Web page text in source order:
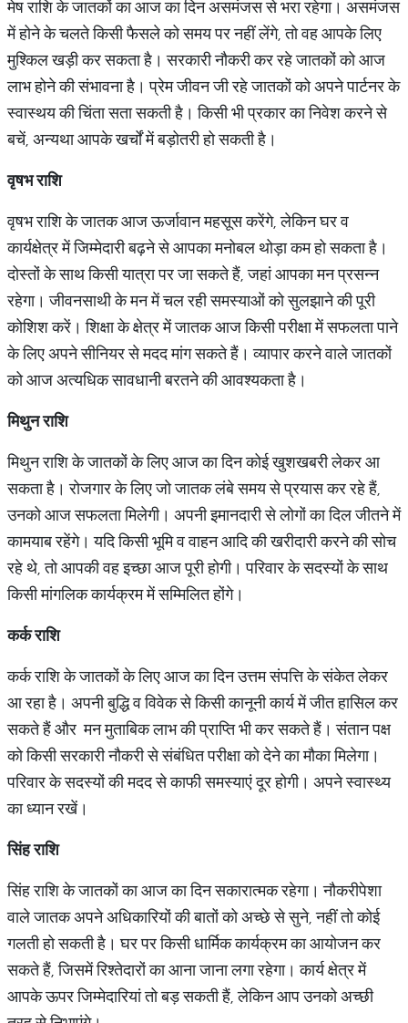
मेष राशि के जातकों का आज का दिन असमंजस से भरा रहेगा। असमंजस
में होने के चलते किसी फैसले को समय पर नहीं लेंगे, तो वह आपके लिए
मुश्किल खड़ी कर सकता है। सरकारी नौकरी कर रहे जातकों को आज
लाभ होने की संभावना है। प्रेम जीवन जी रहे जातकों को अपने पार्टनर के
स्वास्थय की चिंता सता सकती है। किसी भी प्रकार का निवेश करने से
बचें, अन्यथा आपके खर्चों में बड़ोतरी हो सकती है।
वृषभ राशि
वृषभ राशि के जातक आज ऊर्जावान महसूस करेंगे, लेकिन घर व
कार्यक्षेत्र में जिम्मेदारी बढ़ने से आपका मनोबल थोड़ा कम हो सकता है।
दोस्तों के साथ किसी यात्रा पर जा सकते हैं, जहां आपका मन प्रसन्न
रहेगा। जीवनसाथी के मन में चल रही समस्याओं को सुलझाने की पूरी
कोशिश करें। शिक्षा के क्षेत्र में जातक आज किसी परीक्षा में सफलता पाने
के लिए अपने सीनियर से मदद मांग सकते हैं। व्यापार करने वाले जातकों
को आज अत्यधिक सावधानी बरतने की आवश्यकता है।
मिथुन राशि
मिथुन राशि के जातकों के लिए आज का दिन कोई खुशखबरी लेकर आ
सकता है। रोजगार के लिए जो जातक लंबे समय से प्रयास कर रहे हैं,
उनको आज सफलता मिलेगी। अपनी इमानदारी से लोगों का दिल जीतने में
कामयाब रहेंगे। यदि किसी भूमि व वाहन आदि की खरीदारी करने की सोच
रहे थे, तो आपकी वह इच्छा आज पूरी होगी। परिवार के सदस्यों के साथ
किसी मांगलिक कार्यक्रम में सम्मिलित होंगे।
कर्क राशि
कर्क राशि के जातकों के लिए आज का दिन उत्तम संपत्ति के संकेत लेकर
आ रहा है। अपनी बुद्धि व विवेक से किसी कानूनी कार्य में जीत हासिल कर
सकते हैं और मन मुताबिक लाभ की प्राप्ति भी कर सकते हैं। संतान पक्ष
को किसी सरकारी नौकरी से संबंधित परीक्षा को देने का मौका मिलेगा।
परिवार के सदस्यों की मदद से काफी समस्याएं दूर होगी। अपने स्वास्थ्य
का ध्यान रखें।
सिंह राशि
सिंह राशि के जातकों का आज का दिन सकारात्मक रहेगा। नौकरीपेशा
वाले जातक अपने अधिकारियों की बातों को अच्छे से सुने, नहीं तो कोई
गलती हो सकती है। घर पर किसी धार्मिक कार्यक्रम का आयोजन कर
सकते हैं, जिसमें रिश्तेदारों का आना जाना लगा रहेगा। कार्य क्षेत्र में
आपके ऊपर जिम्मेदारियां तो बड़ सकती हैं, लेकिन आप उनको अच्छी